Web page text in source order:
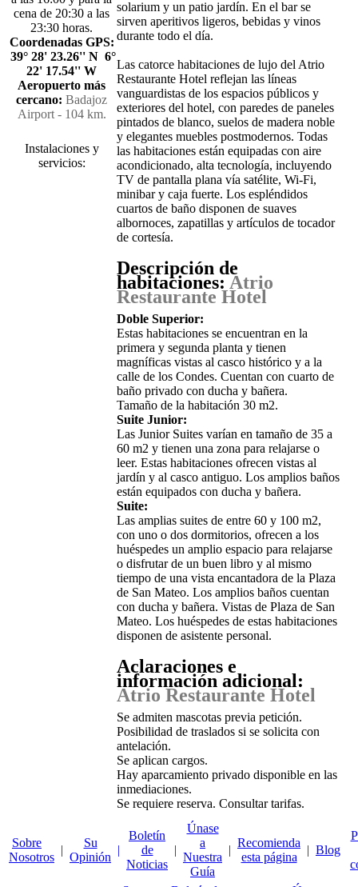
cena de 20:30 a las
23:30 horas.
Coordenadas GPS:
39° 28' 23.26'' N 6°
22' 17.54'' W
Aeropuerto más
cercano: Badajoz
Airport - 104 km.
Instalaciones y
servicios:
solarium y un patio jardín. En el bar se
sirven aperitivos ligeros, bebidas y vinos
durante todo el día.
Las catorce habitaciones de lujo del Atrio
Restaurante Hotel reflejan las líneas
vanguardistas de los espacios públicos y
exteriores del hotel, con paredes de paneles
pintados de blanco, suelos de madera noble
y elegantes muebles postmodernos. Todas
las habitaciones están equipadas con aire
acondicionado, alta tecnología, incluyendo
TV de pantalla plana vía satélite, Wi-Fi,
minibar y caja fuerte. Los espléndidos
cuartos de baño disponen de suaves
albornoces, zapatillas y artículos de tocador
de cortesía.
Descripción de
habitaciones: Atrio
Restaurante Hotel
Doble Superior:
Estas habitaciones se encuentran en la
primera y segunda planta y tienen
magníficas vistas al casco histórico y a la
calle de los Condes. Cuentan con cuarto de
baño privado con ducha y bañera.
Tamaño de la habitación 30 m2.
Suite Junior:
Las Junior Suites varían en tamaño de 35 a
60 m2 y tienen una zona para relajarse o
leer. Estas habitaciones ofrecen vistas al
jardín y al casco antiguo. Los amplios baños
están equipados con ducha y bañera.
Suite:
Las amplias suites de entre 60 y 100 m2,
con uno o dos dormitorios, ofrecen a los
huéspedes un amplio espacio para relajarse
o disfrutar de un buen libro y al mismo
tiempo de una vista encantadora de la Plaza
de San Mateo. Los amplios baños cuentan
con ducha y bañera. Vistas de Plaza de San
Mateo. Los huéspedes de estas habitaciones
disponen de asistente personal.
Aclaraciones e
información adicional:
Atrio Restaurante Hotel
Se admiten mascotas previa petición.
Posibilidad de traslados si se solicita con
antelación.
Se aplican cargos.
Hay aparcamiento privado disponible en las
inmediaciones.
Se requiere reserva. Consultar tarifas.
Sobre
Nosotros
|
Su
Opinión
|
Boletín
de
Noticias
|
Únase
a
Nuestra
Guía
|
Recomienda
esta página
| Blog